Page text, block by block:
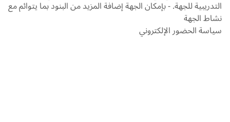
سياسة الحضور الإلكتروني